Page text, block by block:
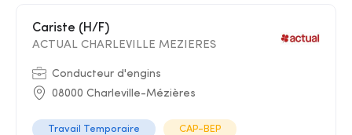
Cariste (H/F)
ACTUAL CHARLEVILLE MEZIERES
Conducteur d'engins
08000 Charleville-Mézières
Travail Temporaire CAP-BEP